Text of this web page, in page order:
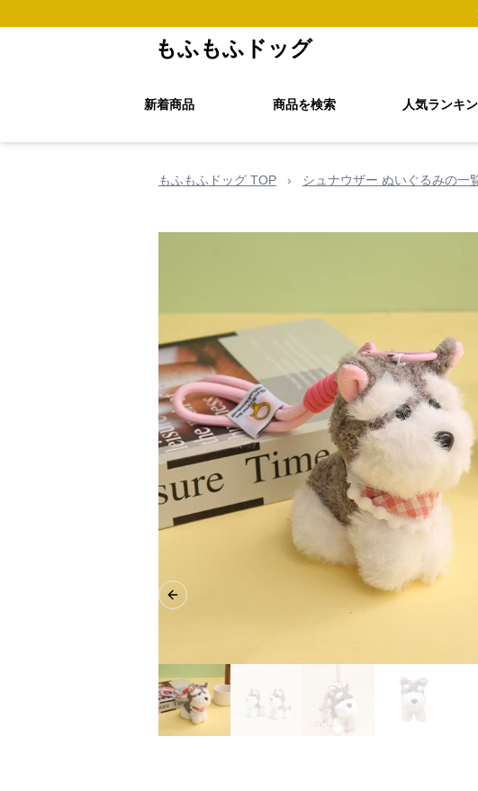
もふもふドッグ
新着商品 商品を検索 人気ランキ
もふもふドッグ TOP › シュナウザー ぬいぐるみの一
Previous slide